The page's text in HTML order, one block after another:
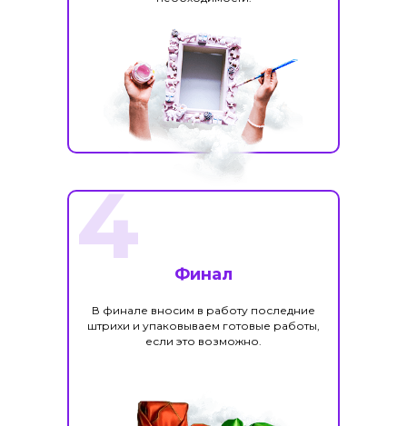
Финал
В финале вносим в работу последние
штрихи и упаковываем готовые работы,
если это возможно.
4